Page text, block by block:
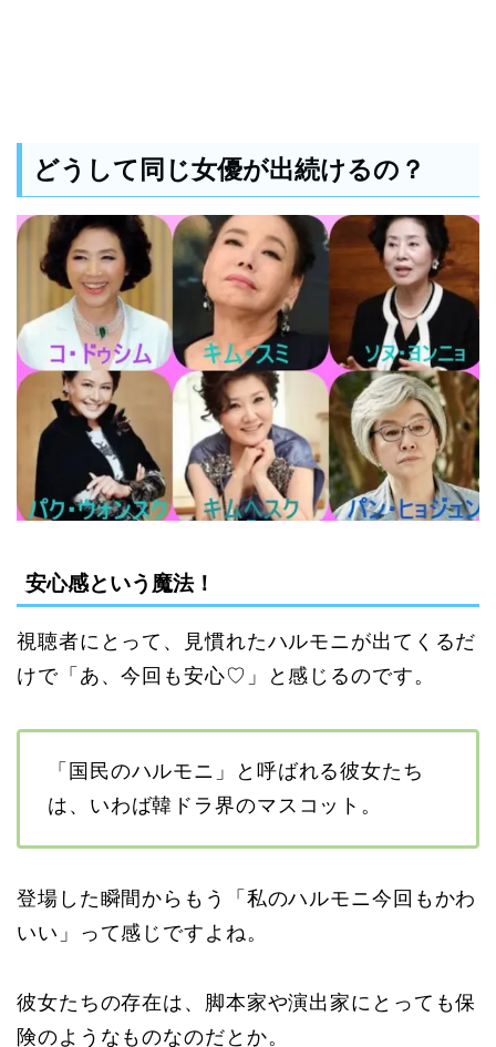
どうして同じ女優が出続けるの？
安心感という魔法！
視聴者にとって、見慣れたハルモニが出てくるだ
けで「あ、今回も安心♡」と感じるのです。
「国民のハルモニ」と呼ばれる彼女たち
は、いわば韓ドラ界のマスコット。
登場した瞬間からもう「私のハルモニ今回もかわ
いい」って感じですよね。
彼女たちの存在は、脚本家や演出家にとっても保
険のようなものなのだとか。